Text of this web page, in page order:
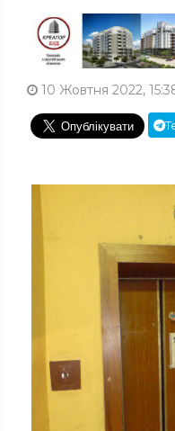
10 Жовтня 2022,